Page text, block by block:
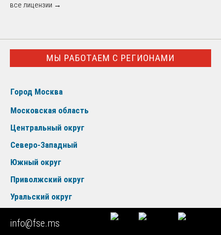
все лицензии →
МЫ РАБОТАЕМ С РЕГИОНАМИ
Город Москва
Московская область
Центральный округ
Северо-Западный
Южный округ
Приволжский округ
Уральский округ
Дальневосточный
info@fse.ms